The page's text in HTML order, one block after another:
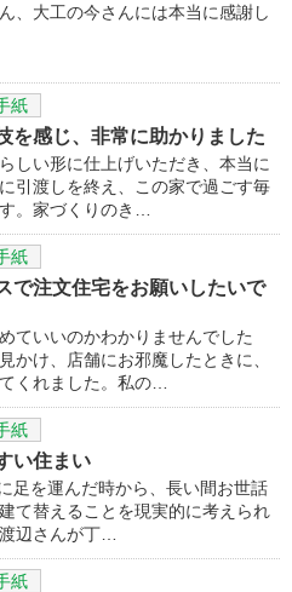
、大工の今さんには本当に感謝し
紙
を感じ、非常に助かりました
しい形に仕上げいただき、本当に
引渡しを終え、この家で過ごす毎
。家づくりのき…
紙
で注文住宅をお願いしたいで
ていいのかわかりませんでした
かけ、店舗にお邪魔したときに、
くれました。私の…
紙
い住まい
足を運んだ時から、長い間お世話
て替えることを現実的に考えられ
辺さんが丁…
紙